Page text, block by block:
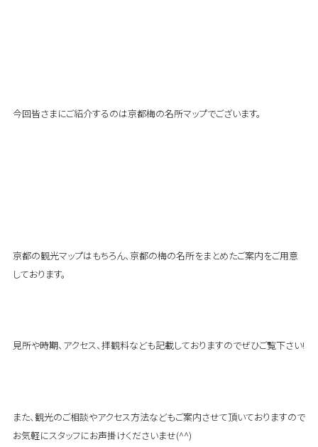
今回皆さまにご紹介するのは京都梅の名所マップでございます。
京都の観光マップはもちろん、京都の梅の名所をまとめたご案内をご用意
しております。
見所や時期、アクセス、拝観料なども記載しておりますのでぜひご覧下さい!
また、観光のご相談やアクセス方法などもご案内させて頂いておりますので
お気軽にスタッフにお声掛けくださいませ(^^)